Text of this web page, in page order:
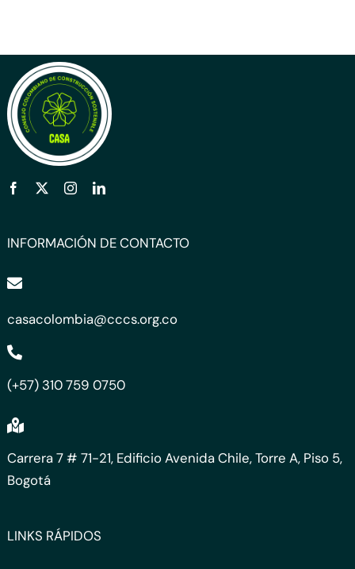
INFORMACIÓN DE CONTACTO
casacolombia@cccs.org.co
(+57) 310 759 0750
Carrera 7 # 71-21, Edificio Avenida Chile, Torre A, Piso 5,
Bogotá
LINKS RÁPIDOS